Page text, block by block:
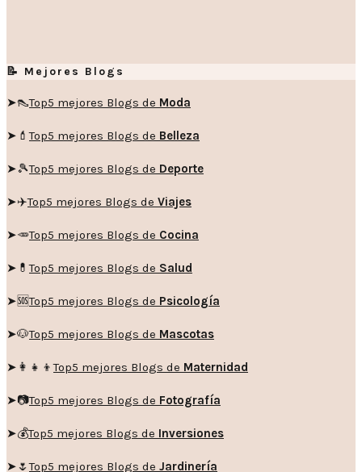
📝 Mejores Blogs
➤👠Top5 mejores Blogs de Moda
➤💄Top5 mejores Blogs de Belleza
➤🎾Top5 mejores Blogs de Deporte
➤✈️Top5 mejores Blogs de Viajes
➤🥕Top5 mejores Blogs de Cocina
➤💊Top5 mejores Blogs de Salud
➤🆘Top5 mejores Blogs de Psicología
➤🐶Top5 mejores Blogs de Mascotas
➤👩‍👧‍👦Top5 mejores Blogs de Maternidad
➤📷Top5 mejores Blogs de Fotografía
➤💰Top5 mejores Blogs de Inversiones
➤🌷Top5 mejores Blogs de Jardinería